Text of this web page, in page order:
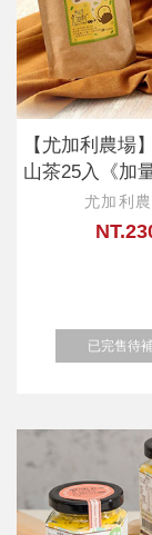
【尤加利農場
山茶25入《加
包分享
尤加利
已完售待